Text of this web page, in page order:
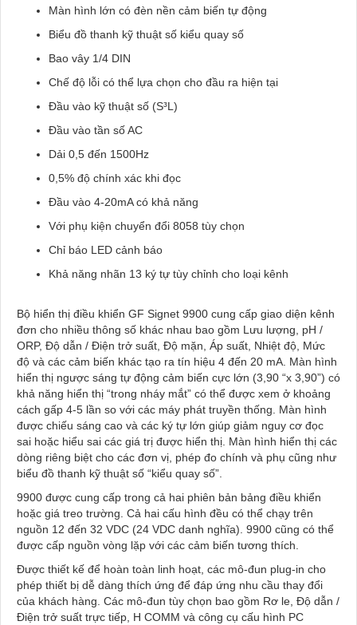
Màn hình lớn có đèn nền cảm biến tự động
Biểu đồ thanh kỹ thuật số kiểu quay số
Bao vây 1/4 DIN
Chế độ lỗi có thể lựa chọn cho đầu ra hiện tại
Đầu vào kỹ thuật số (S³L)
Đầu vào tần số AC
Dải 0,5 đến 1500Hz
0,5% độ chính xác khi đọc
Đầu vào 4-20mA có khả năng
Với phụ kiện chuyển đổi 8058 tùy chọn
Chỉ báo LED cảnh báo
Khả năng nhãn 13 ký tự tùy chỉnh cho loại kênh
Bộ hiển thị điều khiển GF Signet 9900 cung cấp giao diện kênh
đơn cho nhiều thông số khác nhau bao gồm Lưu lượng, pH /
ORP, Độ dẫn / Điện trở suất, Độ mặn, Áp suất, Nhiệt độ, Mức
độ và các cảm biến khác tạo ra tín hiệu 4 đến 20 mA. Màn hình
hiển thị ngược sáng tự động cảm biến cực lớn (3,90 “x 3,90”) có
khả năng hiển thị “trong nháy mắt” có thể được xem ở khoảng
cách gấp 4-5 lần so với các máy phát truyền thống. Màn hình
được chiếu sáng cao và các ký tự lớn giúp giảm nguy cơ đọc
sai hoặc hiểu sai các giá trị được hiển thị. Màn hình hiển thị các
dòng riêng biệt cho các đơn vị, phép đo chính và phụ cũng như
biểu đồ thanh kỹ thuật số “kiểu quay số”.
9900 được cung cấp trong cả hai phiên bản bảng điều khiển
hoặc giá treo trường. Cả hai cấu hình đều có thể chạy trên
nguồn 12 đến 32 VDC (24 VDC danh nghĩa). 9900 cũng có thể
được cấp nguồn vòng lặp với các cảm biến tương thích.
Được thiết kế để hoàn toàn linh hoạt, các mô-đun plug-in cho
phép thiết bị dễ dàng thích ứng để đáp ứng nhu cầu thay đổi
của khách hàng. Các mô-đun tùy chọn bao gồm Rơ le, Độ dẫn /
Điện trở suất trực tiếp, H COMM và công cụ cấu hình PC